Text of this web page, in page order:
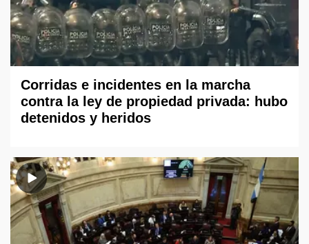
Corridas e incidentes en la marcha
contra la ley de propiedad privada: hubo
detenidos y heridos